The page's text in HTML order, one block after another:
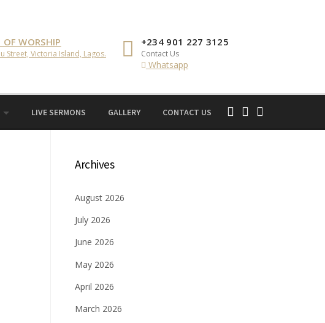
WORSHIP
Street, Victoria Island, Lagos.
+234 901 227 3125
Contact Us
Whatsapp
LIVE SERMONS GALLERY CONTACT US
Archives
August 2026
July 2026
June 2026
May 2026
April 2026
March 2026